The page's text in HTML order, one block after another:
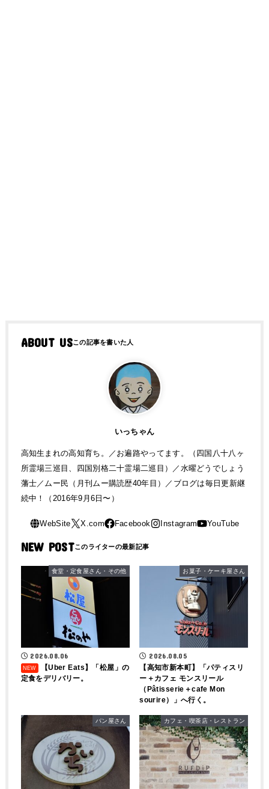
ABOUT US
いっちゃん
高知生まれの高知育ち。／お遍路やってます。（四国八十八ヶ
所霊場三巡目、四国別格二十霊場二巡目）／水曜どうでしょう
藩士／ムー民（月刊ムー購読歴40年目）／ブログは毎日更新継
続中！（2016年9月6日〜）
NEW POST
食堂・定食屋さん・その他
2026.08.06
【Uber Eats】「松屋」の
定食をデリバリー。
お菓子・ケーキ屋さん
2026.08.05
【高知市新本町】「パティスリ
ー＋カフェ モンスリール
（Pâtisserie＋cafe Mon
sourire）」へ行く。
パン屋さん カフェ・喫茶店・レストラン